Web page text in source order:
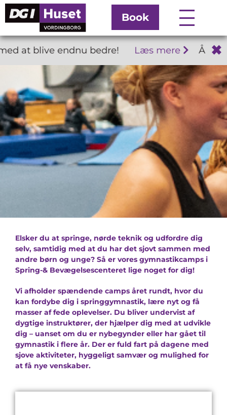
Book
at blive endnu bedre! Læs mere ✖
Elsker du at springe, nørde teknik og udfordre dig
selv, samtidig med at du har det sjovt sammen med
andre børn og unge? Så er vores gymnastikcamps i
Spring-& Bevægelsescenteret lige noget for dig!
Vi afholder spændende camps året rundt, hvor du
kan fordybe dig i springgymnastik, lære nyt og få
masser af fede oplevelser. Du bliver undervist af
dygtige instruktører, der hjælper dig med at udvikle
dig – uanset om du er nybegynder eller har gået til
gymnastik i flere år. Der er fuld fart på dagene med
sjove aktiviteter, hyggeligt samvær og mulighed for
at få nye venskaber.